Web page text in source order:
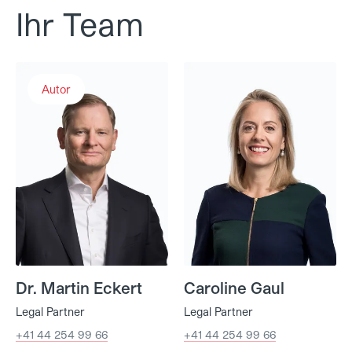
Ihr Team
Autor
Dr. Martin Eckert
Legal Partner
+41 44 254 99 66
Caroline Gaul
Legal Partner
+41 44 254 99 66